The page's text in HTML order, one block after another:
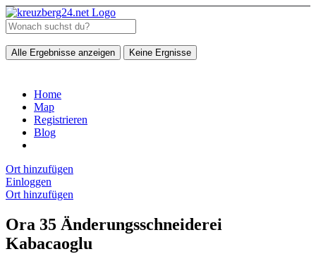
Alle Ergebnisse anzeigen Keine Ergnisse
Home
Map
Registrieren
Blog
Ort hinzufügen
Einloggen
Ort hinzufügen
Ora 35 Änderungsschneiderei
Kabacaoglu